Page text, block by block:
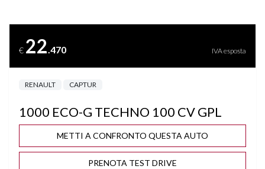
BLUETOOTH
CLIMA AUTOMATICO
COMPUTER DI BORDO
€ 22.470 IVA esposta
RENAULT CAPTUR
1000 ECO-G TECHNO 100 CV GPL
METTI A CONFRONTO QUESTA AUTO
PRENOTA TEST DRIVE